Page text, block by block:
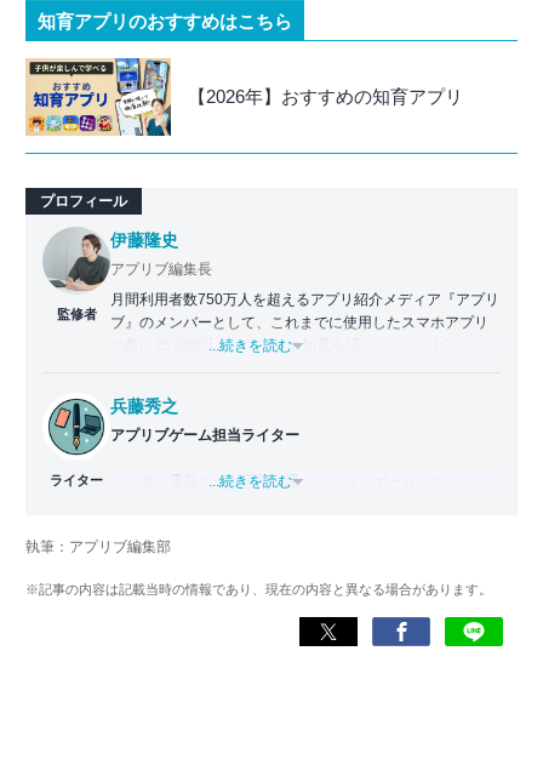
知育アプリのおすすめはこちら
【2026年】おすすめの知育アプリ
プロフィール
監修者
伊藤隆史
アプリブ編集長
月間利用者数750万人を超えるアプリ紹介メディア『アプリ
ブ』のメンバーとして、これまでに使用したスマホアプリ
の数は25,000以上。アプリの知見を活かし、テレビ・
化アプリの紹介）、TBS『サタプラ』（スマホライフが変
わる神アプリの紹介）、J-WAVE『STEP ONE』（今話題の
...続きを読む
ライター
兵藤秀之
アプリブゲーム担当ライター
バンタン電脳ゲーム学院（現：バンタンゲームアカデミ
タート。2014年からはヴォラーレ株式会社（現：ナイル株
フォンアプリ関連の記事を10年以上制作。Webライティン
グ能力検定1級、漢字検定2級を所持。ゲームが持つ楽しさ
を、ツールにある便利さを伝わるライティングを心がけて
...続きを読む
執筆：アプリブ編集部
※記事の内容は記載当時の情報であり、現在の内容と異なる場合があります。